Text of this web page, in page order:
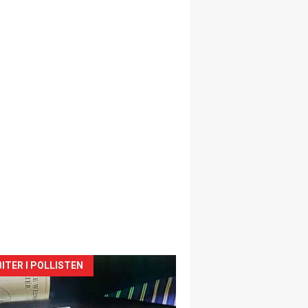
I POLLISTEN